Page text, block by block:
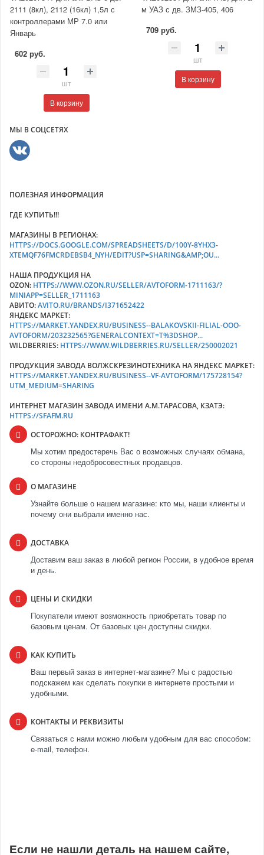
2111 (8кл), 2112 (16кл) 1,5л с
контроллерами МР 7.0 или
Январь
602 руб.
шт
В корзину
м УАЗ с дв. ЗМЗ-405, 406
709 руб.
шт
В корзину
МЫ В СОЦСЕТЯХ
ПОЛЕЗНАЯ ИНФОРМАЦИЯ
ГДЕ КУПИТЬ!!!
МАГАЗИНЫ В РЕГИОНАХ:
HTTPS://DOCS.GOOGLE.COM/SPREADSHEETS/D/100Y-8YHX3-
XTEMQF76FMCRDEBSB4_NYH/EDIT?USP=SHARING&AMP;OU...
НАША ПРОДУКЦИЯ НА
OZON: HTTPS://WWW.OZON.RU/SELLER/AVTOFORM-1711163/?
MINIAPP=SELLER_1711163
АВИТО:AVITO.RU/BRANDS/I371652422
ЯНДЕКС МАРКЕТ:
HTTPS://MARKET.YANDEX.RU/BUSINESS--BALAKOVSKII-FILIAL-OOO-
AVTOFORM/203232565?GENERALCONTEXT=T%3DSHOP...
WILDBERRIES: HTTPS://WWW.WILDBERRIES.RU/SELLER/250002021
ПРОДУКЦИЯ ЗАВОДА ВОЛЖСКРЕЗИНОТЕХНИКА НА ЯНДЕКС МАРКЕТ:
HTTPS://MARKET.YANDEX.RU/BUSINESS--VF-AVTOFORM/175728154?
UTM_MEDIUM=SHARING
ИНТЕРНЕТ МАГАЗИН ЗАВОДА ИМЕНИ А.М.ТАРАСОВА, КЗАТЭ:
HTTPS://SFAFM.RU
ОСТОРОЖНО: КОНТРАФАКТ!
Мы хотим предостеречь Вас о возможных случаях обмана,
со стороны недобросовестных продавцов.
О МАГАЗИНЕ
Узнайте больше о нашем магазине: кто мы, наши клиенты и
почему они выбрали именно нас.
ДОСТАВКА
Доставим ваш заказ в любой регион России, в удобное время
и день.
ЦЕНЫ И СКИДКИ
Покупатели имеют возможность приобретать товар по
базовым ценам. От базовых цен доступны скидки.
КАК КУПИТЬ
Ваш первый заказ в интернет-магазине? Мы с радостью
подскажем как сделать покупки в интернете простыми и
удобными.
КОНТАКТЫ И РЕКВИЗИТЫ
Связаться с нами можно любым удобным для вас способом:
e-mail, телефон.
Если не нашли деталь на нашем сайте,